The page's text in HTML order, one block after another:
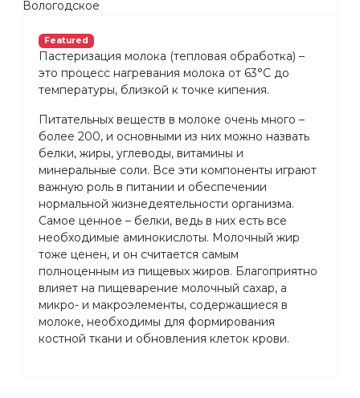
Featured
Пастеризация молока (тепловая обработка) –
это процесс нагревания молока от 63°С до
температуры, близкой к точке кипения.
Питательных веществ в молоке очень много –
более 200, и основными из них можно назвать
белки, жиры, углеводы, витамины и
минеральные соли. Все эти компоненты играют
важную роль в питании и обеспечении
нормальной жизнедеятельности организма.
Самое ценное – белки, ведь в них есть все
необходимые аминокислоты. Молочный жир
тоже ценен, и он считается самым
полноценным из пищевых жиров. Благоприятно
влияет на пищеварение молочный сахар, а
микро- и макроэлементы, содержащиеся в
молоке, необходимы для формирования
костной ткани и обновления клеток крови.